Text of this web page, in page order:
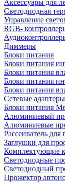
Аксессуары для
Светодиодная
Управление
RGB-
Диммеры
Блоки питания
Блоки питания
Блоки питания
Блоки питания
Блоки питания
Сетевые
Блоки питания
Алюминиевый
Алюминиевые
Рассеиватель для
Заглушки для
Комплектующие
Светодиодные
Светодиодный
Прожектор